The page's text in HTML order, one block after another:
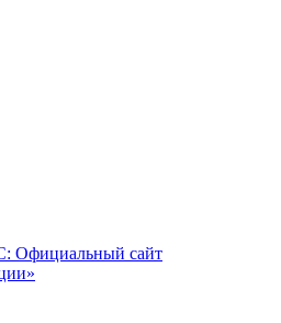
Официальный сайт